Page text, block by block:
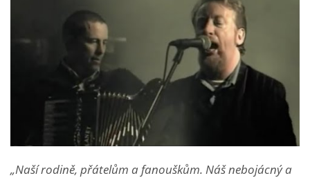
„Naší rodině, přátelům a fanouškům. Náš nebojácný a